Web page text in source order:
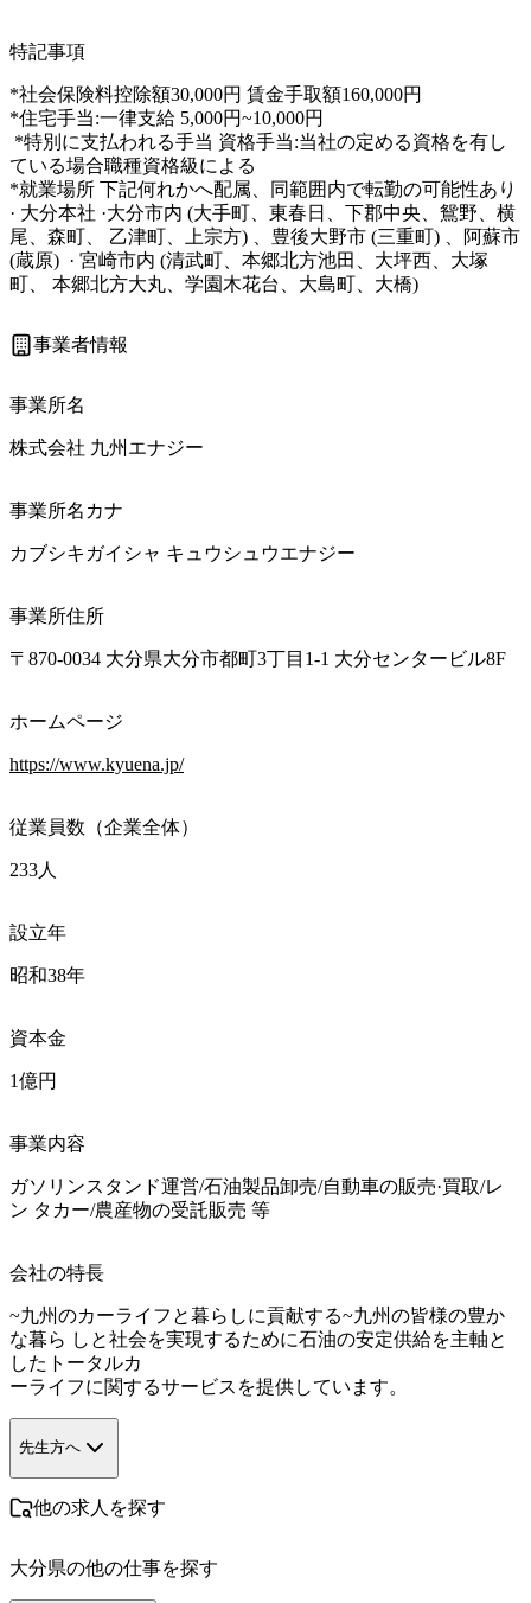
特記事項
*社会保険料控除額30,000円 賃金手取額160,000円
*住宅手当:一律支給 5,000円~10,000円
ている場合職種資格級による
*就業場所 下記何れかへ配属、同範囲内で転勤の可能性あり
· 大分本社 ·大分市内 (大手町、東春日、下郡中央、鴛野、横
尾、森町、 乙津町、上宗方) 、豊後大野市 (三重町) 、阿蘇市
(蔵原)  · 宮崎市内 (清武町、本郷北方池田、大坪西、大塚
町、 本郷北方大丸、学園木花台、大島町、大橋)
事業者情報
事業所名
株式会社 九州エナジー
事業所名カナ
カブシキガイシャ キュウシュウエナジー
事業所住所
〒870-0034 大分県大分市都町3丁目1-1 大分センタービル8F
ホームページ
https://www.kyuena.jp/
従業員数（企業全体）
233人
設立年
昭和38年
資本金
1億円
事業内容
ガソリンスタンド運営/石油製品卸売/自動車の販売·買取/レ
ン タカー/農産物の受託販売 等
会社の特長
~九州のカーライフと暮らしに貢献する~九州の皆様の豊か
な暮ら しと社会を実現するために石油の安定供給を主軸と
したトータルカ
ーライフに関するサービスを提供しています。
先生方へ
他の求人を探す
大分県の他の仕事を探す